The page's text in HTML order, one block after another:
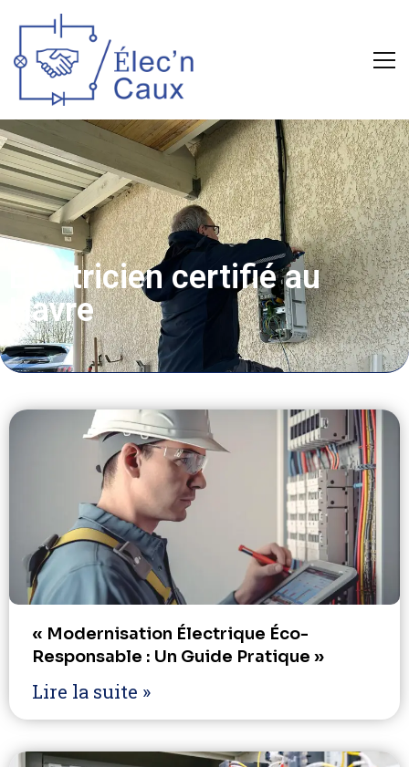
Électricien certifié au
Havre
« Modernisation Électrique Éco-
Responsable : Un Guide Pratique »
Lire la suite »